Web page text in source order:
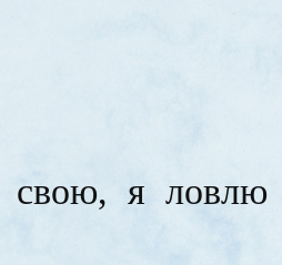
свою, я ловлю